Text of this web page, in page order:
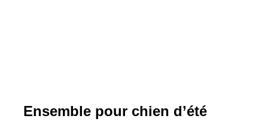
Ensemble pour chien d’été